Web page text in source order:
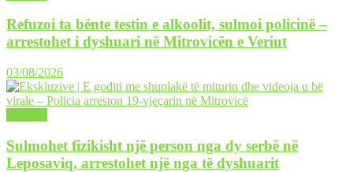
Refuzoi ta bënte testin e alkoolit, sulmoi policinë –
arrestohet i dyshuari në Mitrovicën e Veriut
03/08/2026
Sulmohet fizikisht një person nga dy serbë në
Leposaviq, arrestohet një nga të dyshuarit